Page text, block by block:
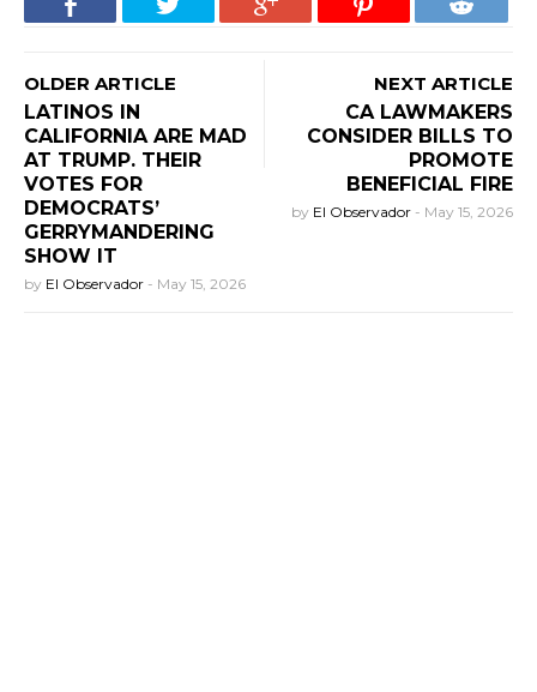
OLDER ARTICLE
LATINOS IN
CALIFORNIA ARE MAD
AT TRUMP. THEIR
VOTES FOR
DEMOCRATS’
GERRYMANDERING
SHOW IT
by El Observador - May 15, 2026
NEXT ARTICLE
CA LAWMAKERS
CONSIDER BILLS TO
PROMOTE
BENEFICIAL FIRE
by El Observador - May 15, 2026